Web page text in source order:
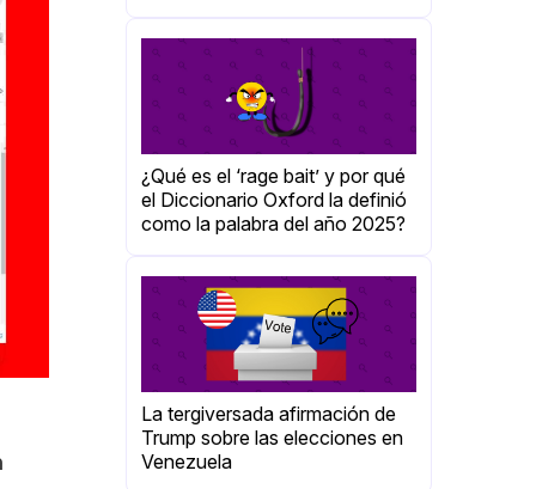
¿Qué es el ‘rage bait’ y por qué
el Diccionario Oxford la definió
como la palabra del año 2025?
La tergiversada afirmación de
Trump sobre las elecciones en
Venezuela